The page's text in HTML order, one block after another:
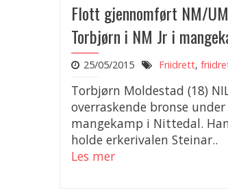
Flott gjennomført NM/
Torbjørn i NM Jr i
25/05/2015 Friidrett,
Torbjørn Moldestad (18)
overraskende bronse
mangekamp i Nittedal.
holde erkerivalen Steinar..
Les mer